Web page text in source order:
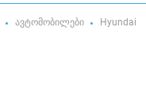
ავტომობილები Hyundai